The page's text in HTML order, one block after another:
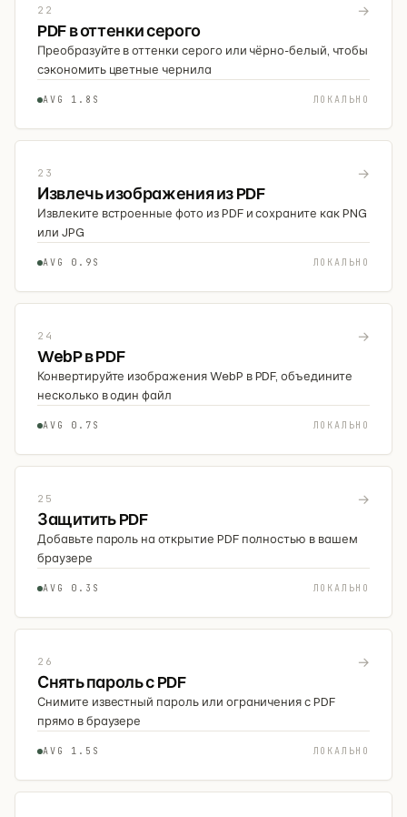
22 →
PDF в оттенки серого
Преобразуйте в оттенки серого или чёрно-белый, чтобы
сэкономить цветные чернила
AVG 1.8S ЛОКАЛЬНО
23 →
Извлечь изображения из PDF
Извлеките встроенные фото из PDF и сохраните как PNG
или JPG
AVG 0.9S ЛОКАЛЬНО
24 →
WebP в PDF
Конвертируйте изображения WebP в PDF, объедините
несколько в один файл
AVG 0.7S ЛОКАЛЬНО
25 →
Защитить PDF
Добавьте пароль на открытие PDF полностью в вашем
браузере
AVG 0.3S ЛОКАЛЬНО
26 →
Снять пароль с PDF
Снимите известный пароль или ограничения с PDF
прямо в браузере
AVG 1.5S ЛОКАЛЬНО